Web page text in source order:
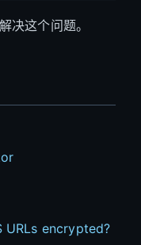
决这个问题。
URLs encrypted?